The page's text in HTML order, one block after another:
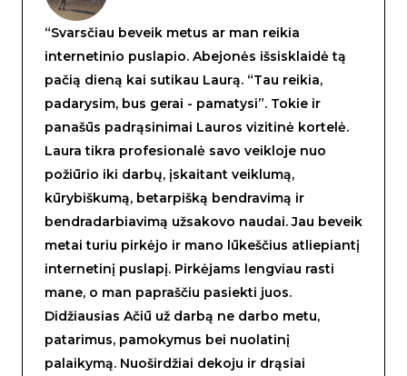
“Svarsčiau beveik metus ar man reikia
internetinio puslapio. Abejonės išsisklaidė tą
pačią dieną kai sutikau Laurą. “Tau reikia,
padarysim, bus gerai - pamatysi”. Tokie ir
panašūs padrąsinimai Lauros vizitinė kortelė.
Laura tikra profesionalė savo veikloje nuo
požiūrio iki darbų, įskaitant veiklumą,
kūrybiškumą, betarpišką bendravimą ir
bendradarbiavimą užsakovo naudai. Jau beveik
metai turiu pirkėjo ir mano lūkeščius atliepiantį
internetinį puslapį. Pirkėjams lengviau rasti
mane, o man papraščiu pasiekti juos.
Didžiausias Ačiū už darbą ne darbo metu,
patarimus, pamokymus bei nuolatinį
palaikymą. Nuoširdžiai dekoju ir drąsiai